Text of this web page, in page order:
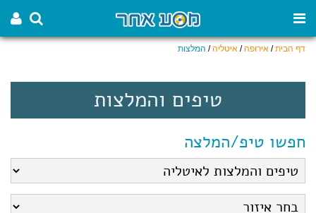
דף הבית/ אירופה/ איטליה/ המלצות
טיפים והמלצות
חפשו טיפ/המלצה